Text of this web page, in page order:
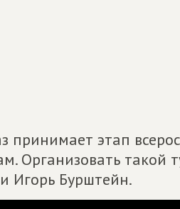
этап
Организовать такой
Игорь Бурштейн.